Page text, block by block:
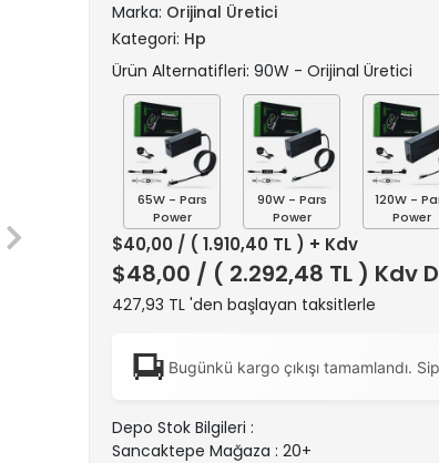
Marka: Orijinal Üretici
Kategori: Hp
Ürün Alternatifleri: 90W - Orijinal Üretici
65W - Pars
Power
90W - Pars
Power
120W -
Power
$40,00 / ( 1.910,40 TL ) + Kdv
$48,00 / ( 2.292,48 TL ) Kdv
427,93 TL 'den başlayan taksitlerle
Bugünkü kargo çıkışı tamamlandı.
Depo Stok Bilgileri :
Sancaktepe Mağaza : 20+